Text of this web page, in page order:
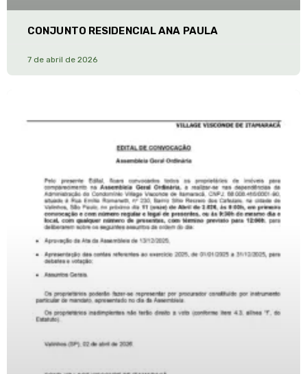
CONJUNTO RESIDENCIAL ANA PAULA
7 de abril de 2026